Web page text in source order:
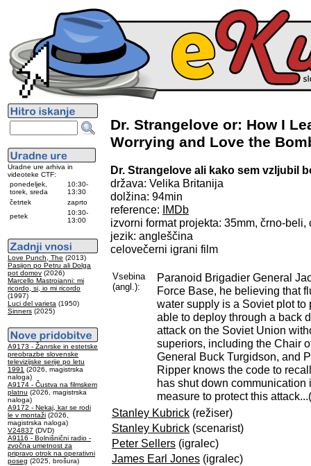
Uradne ure arhiva in
videoteke CTF:
ponedeljek,
torek, sreda
10:30-
13:30
četrtek
zaprto
petek
10:30-
13:00
Love Punch, The (2013)
Pasijon po Petru ali Dolga
pot domov (2026)
Marcello Mastroianni: mi
ricordo, si, io mi ricordo
(1997)
Luci del varieta (1950)
Sinners (2025)
A9173 - Žanrske in estetske
preobrazbe slovenske
televizijske serije po letu
1991 (2026, magistrska
naloga)
A9174 - Čustva na filmskem
platnu (2026, magistrska
naloga)
A9172 - Nekaj, kar se rodi
le v montaži (2026,
magistrska naloga)
V24837 (DVD)
A9116 - Bolnišnični radio -
zvočna umetnost za
pripravo otrok na operativni
poseg (2025, brošura)
Dr. Strangelove or: How I
Worrying and Love the
Dr. Strangelove ali kako sem vzljubil
država: Velika Britanija
dolžina: 94min
reference:
IMDb
izvorni format projekta: 35mm, črno-beli,
jezik: angleščina
celovečerni igrani film
Vsebina
(angl.):
Paranoid Brigadier General
Force Base, he believing that
water supply is a Soviet plot
able to deploy through a back
attack on the Soviet Union
superiors, including the Chair
General Buck Turgidson, and
Ripper knows the code to
has shut down
measure to protect this attack...(
Stanley Kubrick (režiser)
Stanley Kubrick (scenarist)
Peter Sellers (igralec)
James Earl Jones (igralec)